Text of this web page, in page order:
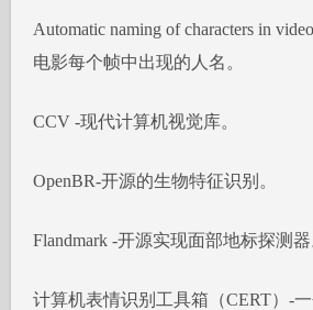
Automatic naming of characters in
电影每个帧中出现的人名。
CCV -现代计算机视觉库。
OpenBR-开源的生物特征识别。
Flandmark -开源实现面部地标探测器
计算机表情识别工具箱（CERT）-